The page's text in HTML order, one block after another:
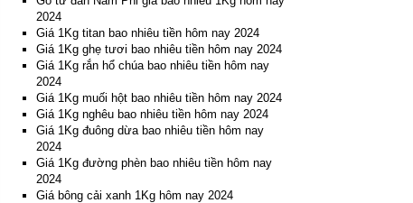
2024
Giá 1Kg titan bao nhiêu tiền hôm nay 2024
Giá 1Kg ghẹ tươi bao nhiêu tiền hôm nay 2024
Giá 1Kg rắn hổ chúa bao nhiêu tiền hôm nay
2024
Giá 1Kg muối hột bao nhiêu tiền hôm nay 2024
Giá 1Kg nghêu bao nhiêu tiền hôm nay 2024
Giá 1Kg đuông dừa bao nhiêu tiền hôm nay
2024
Giá 1Kg đường phèn bao nhiêu tiền hôm nay
2024
Giá bông cải xanh 1Kg hôm nay 2024